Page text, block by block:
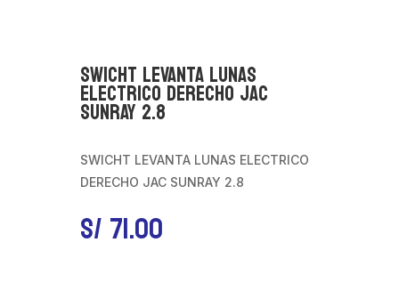
SWICHT LEVANTA LUNAS
ELECTRICO DERECHO JAC
SUNRAY 2.8
SWICHT LEVANTA LUNAS ELECTRICO
DERECHO JAC SUNRAY 2.8
S/71.00